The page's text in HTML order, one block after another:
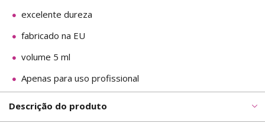
excelente dureza
fabricado na EU
volume 5 ml
Apenas para uso profissional
Descrição do produto